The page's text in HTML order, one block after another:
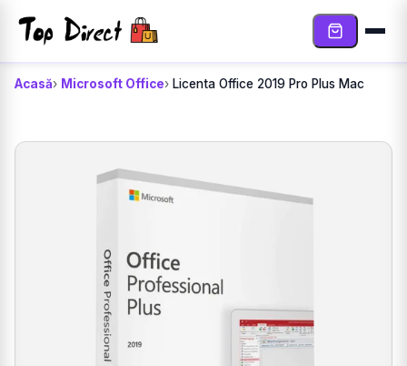
Acasă Microsoft Office Licenta Office 2019 Pro Plus Mac